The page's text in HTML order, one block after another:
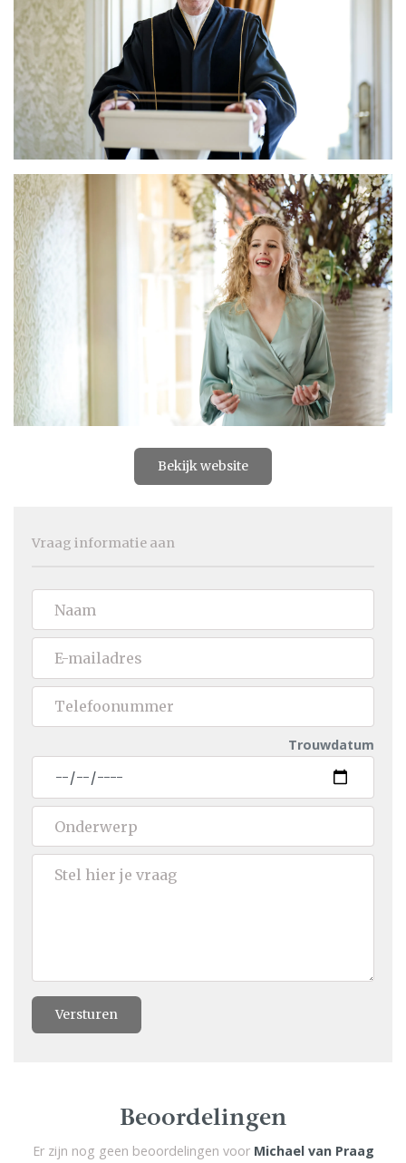
Bekijk website
Vraag informatie aan
Trouwdatum
Versturen
Beoordelingen
Er zijn nog geen beoordelingen voor Michael van Praag